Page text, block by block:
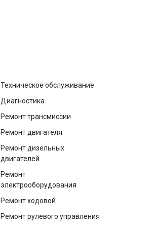
Техническое обслуживание
Диагностика
Ремонт трансмиссии
Ремонт двигателя
Ремонт дизельных
двигателей
Ремонт
электрооборудования
Ремонт ходовой
Ремонт рулевого управления